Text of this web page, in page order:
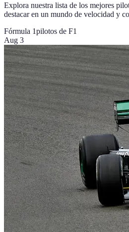
Explora nuestra lista de los mejores
destacar en un mundo de velocidad y
Fórmula 1pilotos de F1
Aug 3